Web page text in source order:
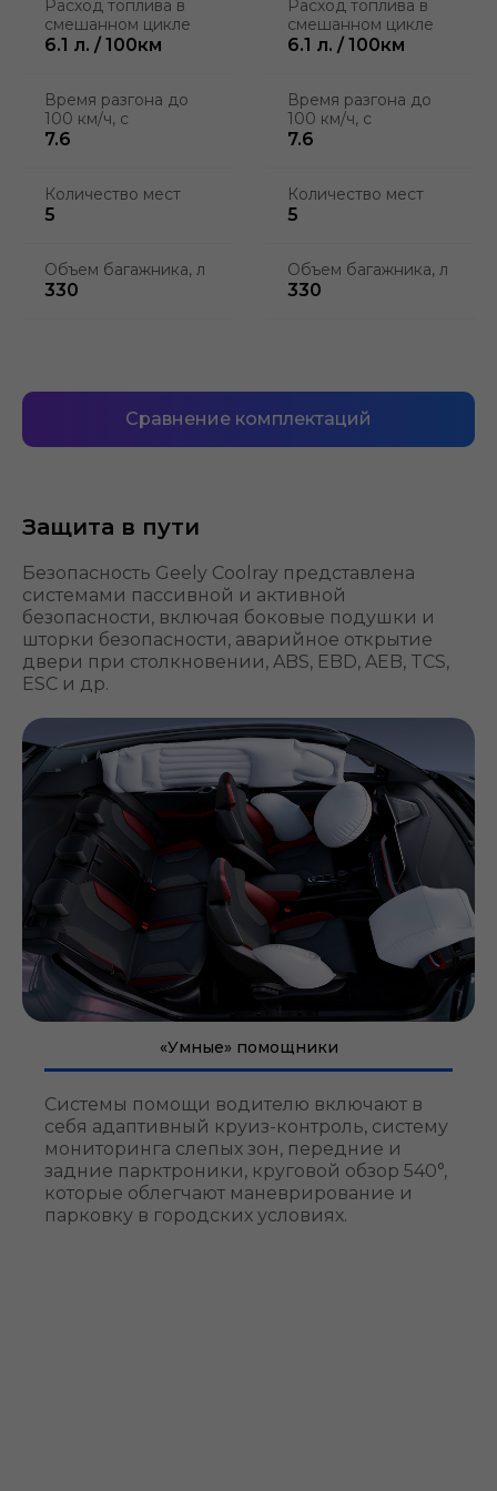
Расход топлива в
смешанном цикле
6.1 л. / 100км
Время разгона до
100 км/ч, с
7.6
Количество мест
5
Объем багажника, л
330
Расход топлива в
смешанном цикле
6.1 л. / 100км
Время разгона до
100 км/ч, с
7.6
Количество мест
5
Объем багажника, л
330
Сравнение комплектаций
Защита в пути
Безопасность Geely Coolray представлена
системами пассивной и активной
безопасности, включая боковые подушки и
шторки безопасности, аварийное открытие
двери при столкновении, ABS, EBD, AEB, TCS,
ESC и др.
«Умные» помощники
Системы помощи водителю включают в
себя адаптивный круиз-контроль, систему
мониторинга слепых зон, передние и
задние парктроники, круговой обзор 540°,
которые облегчают маневрирование и
парковку в городских условиях.